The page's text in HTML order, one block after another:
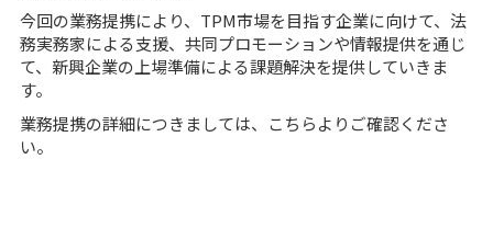
今回の業務提携により、TPM市場を目指す企業に向けて、法
務実務家による支援、共同プロモーションや情報提供を通じ
て、新興企業の上場準備による課題解決を提供していきま
す。
業務提携の詳細につきましては、 こちらよりご確認くださ
い。